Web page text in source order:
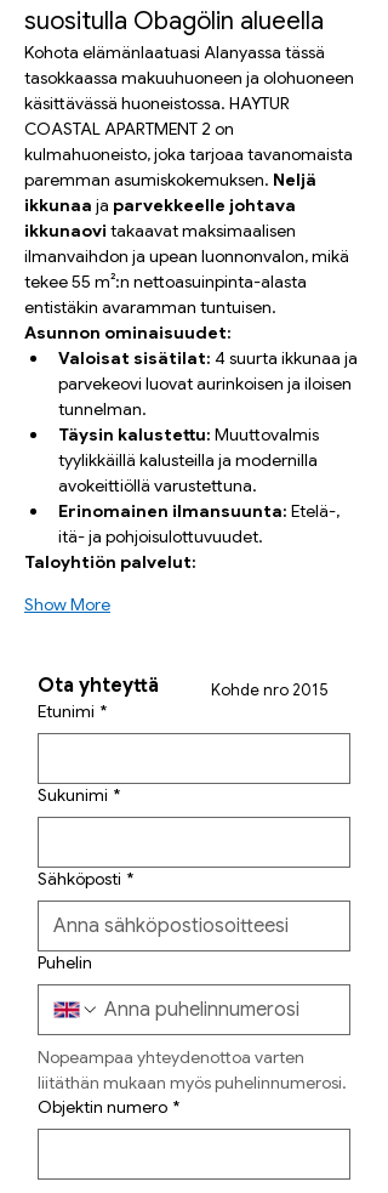
suositulla Obagölin alueella
Kohota elämänlaatuasi Alanyassa tässä
tasokkaassa makuuhuoneen ja olohuoneen
käsittävässä huoneistossa. HAYTUR
COASTAL APARTMENT 2 on
kulmahuoneisto, joka tarjoaa tavanomaista
paremman asumiskokemuksen. Neljä
ikkunaa ja parvekkeelle johtava
ikkunaovi takaavat maksimaalisen
ilmanvaihdon ja upean luonnonvalon, mikä
tekee 55 m²:n nettoasuinpinta-alasta
entistäkin avaramman tuntuisen.
Asunnon ominaisuudet:
Valoisat sisätilat: 4 suurta ikkunaa ja
parvekeovi luovat aurinkoisen ja iloisen
tunnelman.
Täysin kalustettu: Muuttovalmis
tyylikkäillä kalusteilla ja modernilla
avokeittiöllä varustettuna.
Erinomainen ilmansuunta: Etelä-,
itä- ja pohjoisulottuvuudet.
Taloyhtiön palvelut:
Show More
Ota yhteyttä
Etunimi *
Sukunimi *
Sähköposti *
Puhelin
Nopeampaa yhteydenottoa varten
liitäthän mukaan myös puhelinnumerosi.
Objektin numero *
Kohde nro 2015